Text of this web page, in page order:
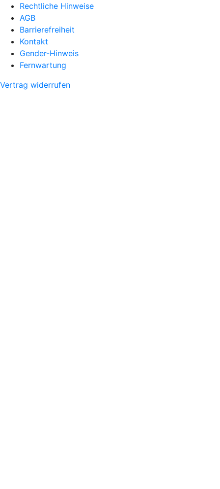
Rechtliche Hinweise
AGB
Barrierefreiheit
Kontakt
Gender-Hinweis
Fernwartung
Vertrag widerrufen